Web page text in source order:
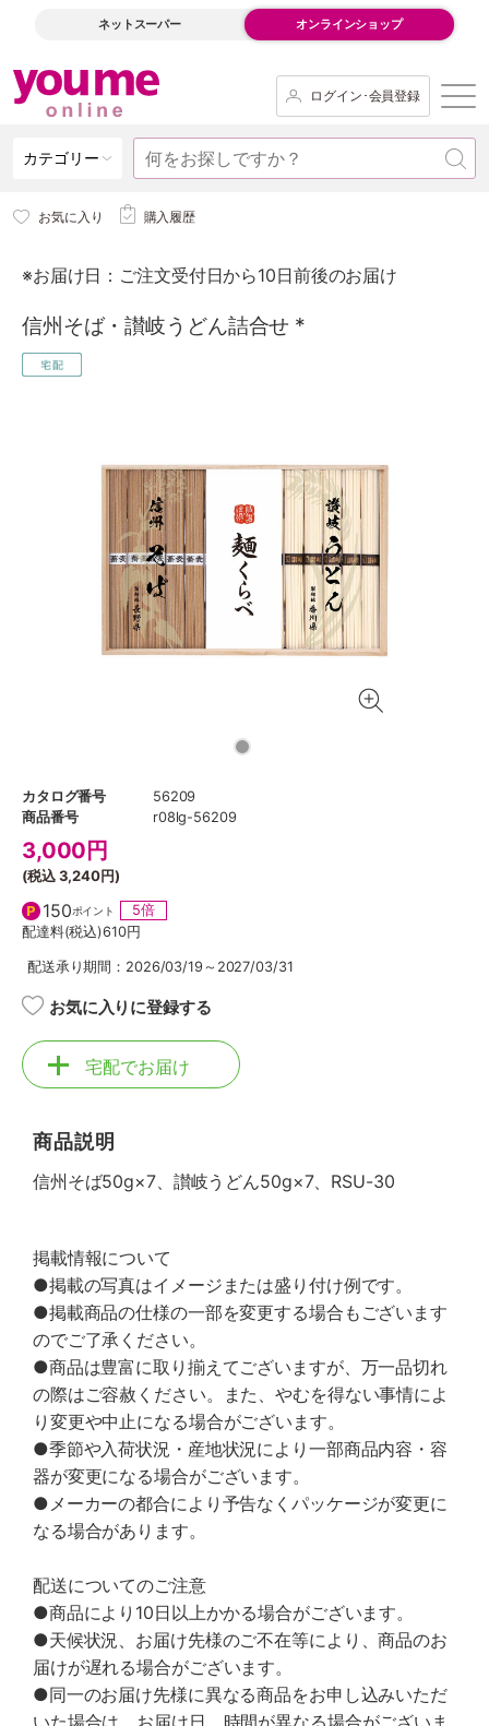
ネットスーパー オンラインショップ
ログイン･会員登録
カテゴリー
お気に入り 購入履歴
※お届け日：ご注文受付日から10日前後のお届け
信州そば・讃岐うどん詰合せ *
カタログ番号
56209
商品番号
r08lg-56209
3,000 円
(税込3,240円)
150ポイント
5倍
配達料(税込)610円
配送承り期間：2026/03/19～2027/03/31
お気に入りに登録する
宅配でお届け
商品説明
信州そば50g×7、讃岐うどん50g×7、RSU-30
掲載情報について
●掲載の写真はイメージまたは盛り付け例です。
●掲載商品の仕様の一部を変更する場合もございます
のでご了承ください。
●商品は豊富に取り揃えてございますが、万一品切れ
の際はご容赦ください。また、やむを得ない事情によ
り変更や中止になる場合がございます。
●季節や入荷状況・産地状況により一部商品内容・容
器が変更になる場合がございます。
●メーカーの都合により予告なくパッケージが変更に
なる場合があります。
配送についてのご注意
●商品により10日以上かかる場合がございます。
●天候状況、お届け先様のご不在等により、商品のお
届けが遅れる場合がございます。
●同一のお届け先様に異なる商品をお申し込みいただ
いた場合は、お届け日、時間が異なる場合がございま